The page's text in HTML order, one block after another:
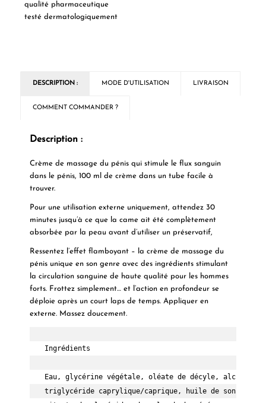
qualité pharmaceutique
testé dermatologiquement
DESCRIPTION : MODE D'UTILISATION LIVRAISON
COMMENT COMMANDER ?
Description :
Crème de massage du pénis qui stimule le flux sanguin
dans le pénis, 100 ml de crème dans un tube facile à
trouver.
Pour une utilisation externe uniquement, attendez 30
minutes jusqu’à ce que la came ait été complètement
absorbée par la peau avant d’utiliser un préservatif,
Ressentez l’effet flamboyant – la crème de massage du
pénis unique en son genre avec des ingrédients stimulant
la circulation sanguine de haute qualité pour les hommes
forts. Frottez simplement… et l’action en profondeur se
déploie après un court laps de temps. Appliquer en
externe. Massez doucement.
Ingrédients
Eau, glycérine végétale, oléate de décyle, alcool
triglycéride caprylique/caprique, huile de son